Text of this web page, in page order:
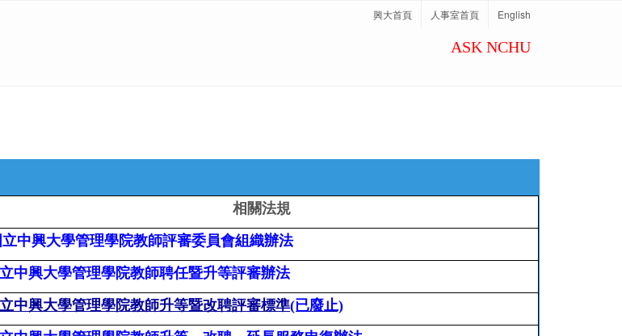
興大首頁 人事室首頁 English
ASK NCHU
相關法規
立中興大學管理學院教師評審委員會組織辦法
中興大學管理學院教師聘任暨升等評審辦法
中興大學管理學院教師升等暨改聘評審標準(已廢止)